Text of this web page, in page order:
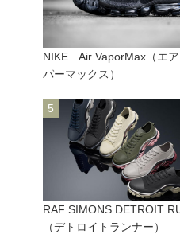
NIKE Air VaporMax（エア
パーマックス）
RAF SIMONS DETROIT
（デトロイトランナー）